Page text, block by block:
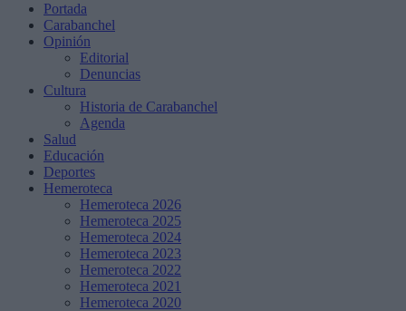
Portada
Carabanchel
Opinión
Editorial
Denuncias
Cultura
Historia de Carabanchel
Agenda
Salud
Educación
Deportes
Hemeroteca
Hemeroteca 2026
Hemeroteca 2025
Hemeroteca 2024
Hemeroteca 2023
Hemeroteca 2022
Hemeroteca 2021
Hemeroteca 2020